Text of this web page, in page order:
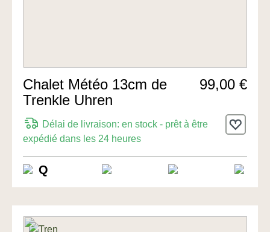
Chalet Météo 13cm de
Trenkle Uhren
99,00 €
Délai de livraison: en stock - prêt à être
expédié dans les 24 heures
Q